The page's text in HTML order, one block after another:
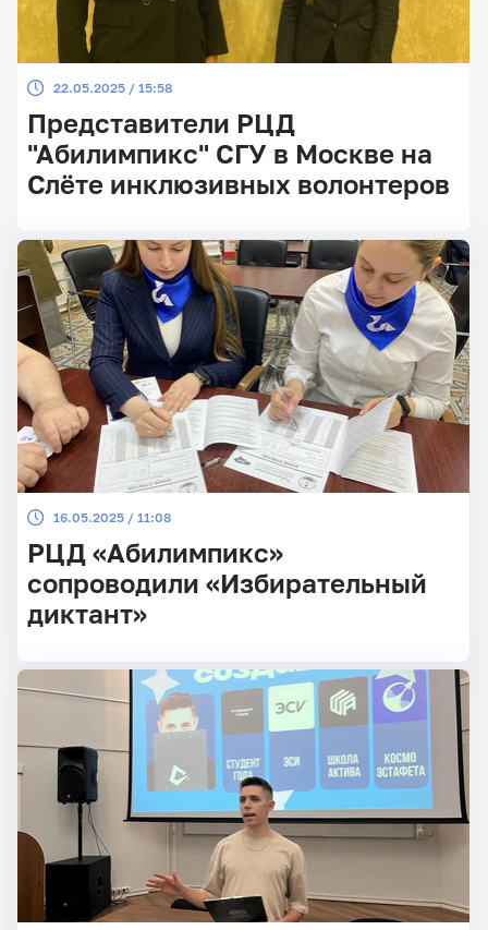
22.05.2025 / 15:58
Представители РЦД
"Абилимпикс" СГУ в Москве на
Слёте инклюзивных волонтеров
16.05.2025 / 11:08
РЦД «Абилимпикс»
сопроводили «Избирательный
диктант»